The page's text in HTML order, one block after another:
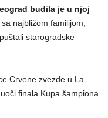
budila je u njoj
najbližom familijom,
starogradske
Crvene zvezde u La
finala Kupa šampiona